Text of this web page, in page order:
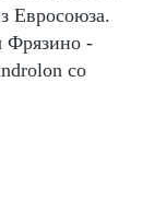
Евросоюза.
Фрязино -
со